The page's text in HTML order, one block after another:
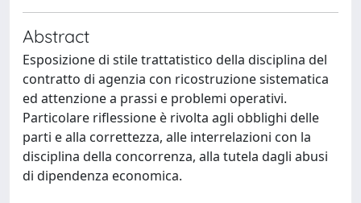
Abstract
Esposizione di stile trattatistico della disciplina del
contratto di agenzia con ricostruzione sistematica
ed attenzione a prassi e problemi operativi.
Particolare riflessione è rivolta agli obblighi delle
parti e alla correttezza, alle interrelazioni con la
disciplina della concorrenza, alla tutela dagli abusi
di dipendenza economica.